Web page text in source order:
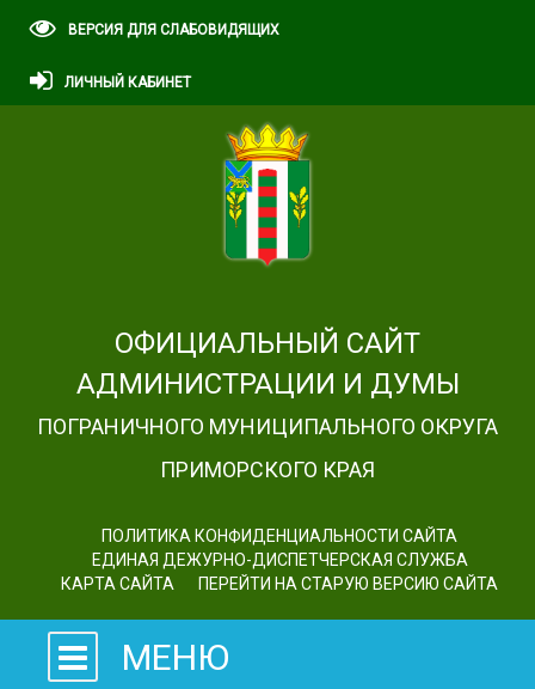
ВЕРСИЯ ДЛЯ СЛАБОВИДЯЩИХ
ЛИЧНЫЙ КАБИНЕТ
ОФИЦИАЛЬНЫЙ САЙТ
АДМИНИСТРАЦИИ И ДУМЫ
ПОГРАНИЧНОГО МУНИЦИПАЛЬНОГО ОКРУГА
ПРИМОРСКОГО КРАЯ
ПОЛИТИКА КОНФИДЕНЦИАЛЬНОСТИ САЙТА
ЕДИНАЯ ДЕЖУРНО-ДИСПЕТЧЕРСКАЯ СЛУЖБА
КАРТА САЙТА
ПЕРЕЙТИ НА СТАРУЮ ВЕРСИЮ САЙТА
МЕНЮ